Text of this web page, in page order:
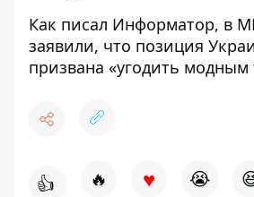
Как писал Информатор, в
заявили, что позиция
призвана «угодить модным
👍 🔥 ♥ 😭